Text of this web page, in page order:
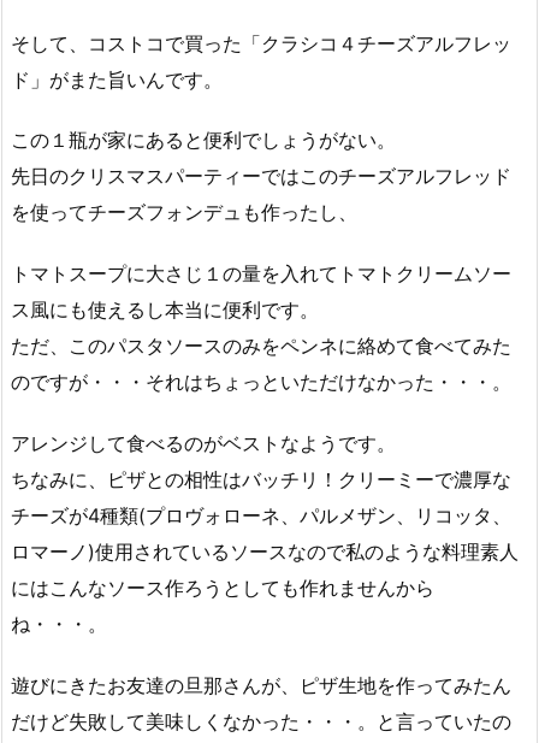
そして、コストコで買った「クラシコ４チーズアルフレッ
ド」がまた旨いんです。
この１瓶が家にあると便利でしょうがない。
先日のクリスマスパーティーではこのチーズアルフレッド
を使ってチーズフォンデュも作ったし、
トマトスープに大さじ１の量を入れてトマトクリームソー
ス風にも使えるし本当に便利です。
ただ、このパスタソースのみをペンネに絡めて食べてみた
のですが・・・それはちょっといただけなかった・・・。
アレンジして食べるのがベストなようです。
ちなみに、ピザとの相性はバッチリ！クリーミーで濃厚な
チーズが4種類(プロヴォローネ、パルメザン、リコッタ、
ロマーノ)使用されているソースなので私のような料理素人
にはこんなソース作ろうとしても作れませんから
ね・・・。
遊びにきたお友達の旦那さんが、ピザ生地を作ってみたん
だけど失敗して美味しくなかった・・・。と言っていたの